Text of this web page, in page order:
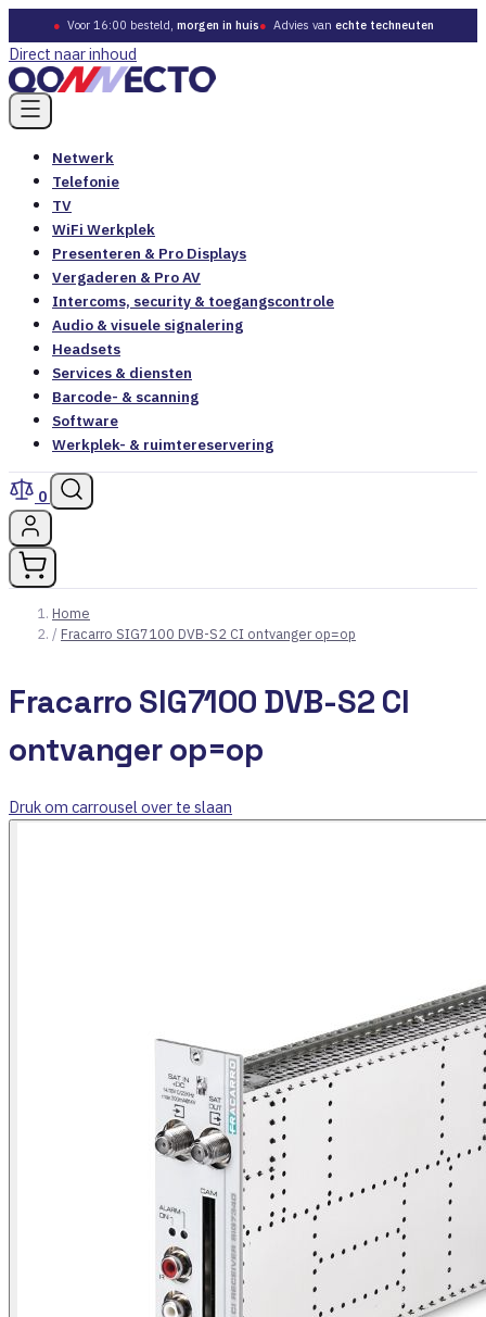
● Voor 16:00 besteld, morgen in huis● Advies van echte techneuten
Direct naar inhoud
Netwerk
Telefonie
TV
WiFi Werkplek
Presenteren & Pro Displays
Vergaderen & Pro AV
Intercoms, security & toegangscontrole
Audio & visuele signalering
Headsets
Services & diensten
Barcode- & scanning
Software
Werkplek- & ruimtereservering
0
Home
/ Fracarro SIG7100 DVB-S2 CI ontvanger op=op
Fracarro SIG7100 DVB-S2 CI
ontvanger op=op
Druk om carrousel over te slaan